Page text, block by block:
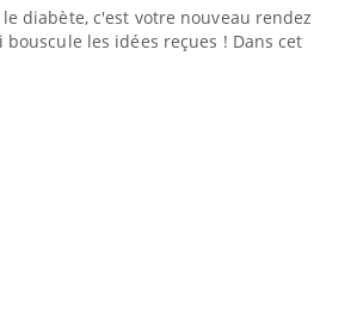
diabète, c'est votre nouveau rendez-
les idées reçues ! Dans cet